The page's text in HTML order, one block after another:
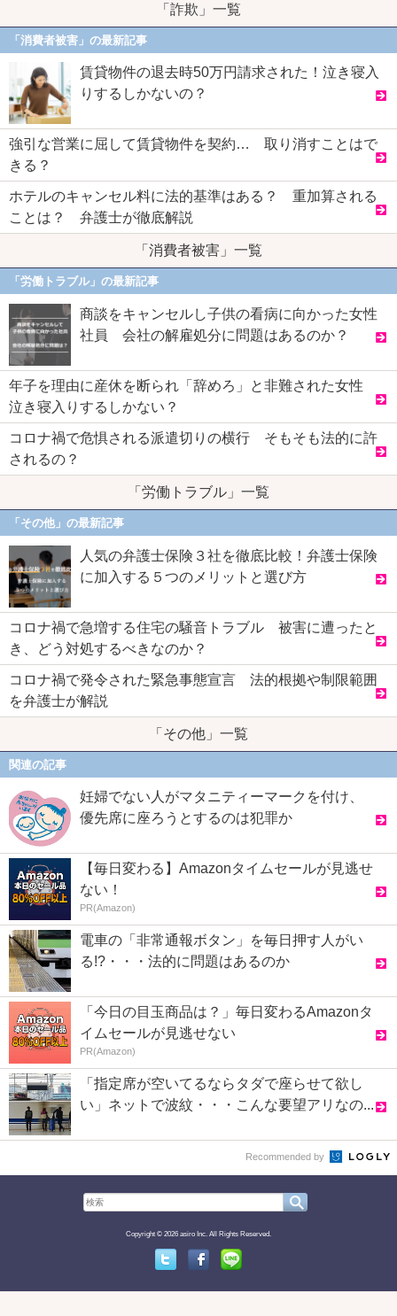
「詐欺」一覧
「消費者被害」の最新記事
賃貸物件の退去時50万円請求された！泣き寝入
りするしかないの？
強引な営業に屈して賃貸物件を契約… 取り消すことはで
きる？
ホテルのキャンセル料に法的基準はある？ 重加算される
ことは？ 弁護士が徹底解説
「消費者被害」一覧
「労働トラブル」の最新記事
商談をキャンセルし子供の看病に向かった女性
社員 会社の解雇処分に問題はあるのか？
年子を理由に産休を断られ「辞めろ」と非難された女性
泣き寝入りするしかない？
コロナ禍で危惧される派遣切りの横行 そもそも法的に許
されるの？
「労働トラブル」一覧
「その他」の最新記事
人気の弁護士保険３社を徹底比較！弁護士保険
に加入する５つのメリットと選び方
コロナ禍で急増する住宅の騒音トラブル 被害に遭ったと
き、どう対処するべきなのか？
コロナ禍で発令された緊急事態宣言 法的根拠や制限範囲
を弁護士が解説
「その他」一覧
関連の記事
妊婦でない人がマタニティーマークを付け、
優先席に座ろうとするのは犯罪か
【毎日変わる】Amazonタイムセールが見逃せ
ない！
PR(Amazon)
電車の「非常通報ボタン」を毎日押す人がい
る!?・・・法的に問題はあるのか
「今日の目玉商品は？」毎日変わるAmazonタ
イムセールが見逃せない
PR(Amazon)
「指定席が空いてるならタダで座らせて欲し
い」ネットで波紋・・・こんな要望アリなの...
Recommended by
Copyright © 2026 asiro Inc. All Rights Reserved.